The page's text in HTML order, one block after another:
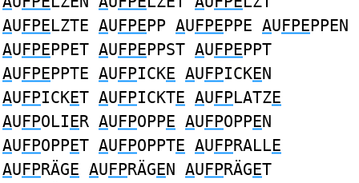
AUFPELZTE AUFPEPP AUFPEPPE AUFPEPPEN
AUFPEPPET AUFPEPPST AUFPEPPT
AUFPEPPTE AUFPICKE AUFPICKEN
AUFPICKET AUFPICKTE AUFPLATZE
AUFPOLIER AUFPOPPE AUFPOPPEN
AUFPOPPET AUFPOPPTE AUFPRALLE
AUFPRÄGE AUFPRÄGEN AUFPRÄGET